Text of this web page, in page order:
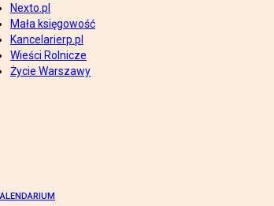
Nexto.pl
Mała księgowość
Kancelarierp.pl
Wieści Rolnicze
Życie Warszawy